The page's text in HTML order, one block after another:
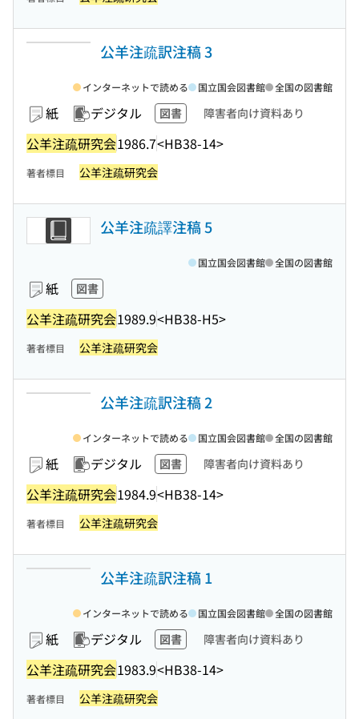
公羊注疏訳注稿 3
紙 デジタル 図書 障害者向け資料あり
公羊注疏研究会1986.7<HB38-14>
インターネットで読める 国立国会図書館 全国の図書館
著者標目 公羊注疏研究会
公羊注疏譯注稿 5
紙 図書
公羊注疏研究会1989.9<HB38-H5>
国立国会図書館 全国の図書館
著者標目 公羊注疏研究会
公羊注疏訳注稿 2
紙 デジタル 図書 障害者向け資料あり
公羊注疏研究会1984.9<HB38-14>
インターネットで読める 国立国会図書館 全国の図書館
著者標目 公羊注疏研究会
公羊注疏訳注稿 1
紙 デジタル 図書 障害者向け資料あり
公羊注疏研究会1983.9<HB38-14>
インターネットで読める 国立国会図書館 全国の図書館
著者標目 公羊注疏研究会